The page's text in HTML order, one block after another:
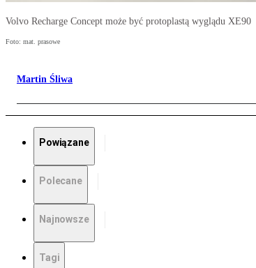
Volvo Recharge Concept może być protoplastą wyglądu XE90
Foto: mat. prasowe
Martin Śliwa
Powiązane
Polecane
Najnowsze
Tagi